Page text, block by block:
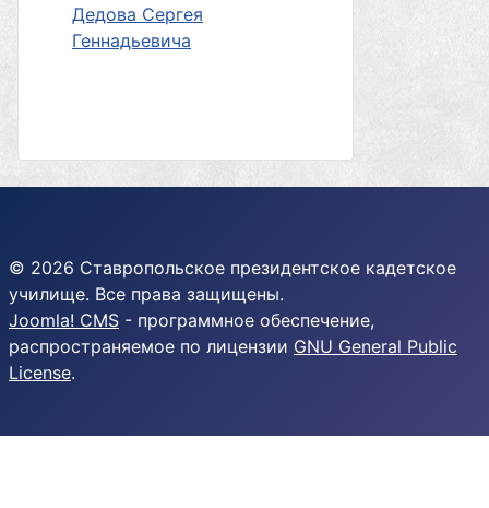
Дедова Сергея
Геннадьевича
© 2026 Ставропольское президентское кадетское
училище. Все права защищены.
Joomla! CMS - программное обеспечение,
распространяемое по лицензии GNU General Public
License.